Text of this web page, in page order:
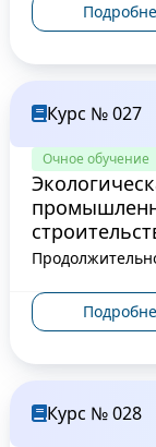
Курс № 027
Очное обучение
Курс № 028